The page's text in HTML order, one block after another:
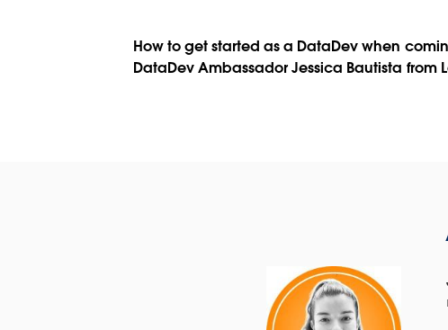
How to get started as a DataDev when
DataDev Ambassador Jessica Bautista from